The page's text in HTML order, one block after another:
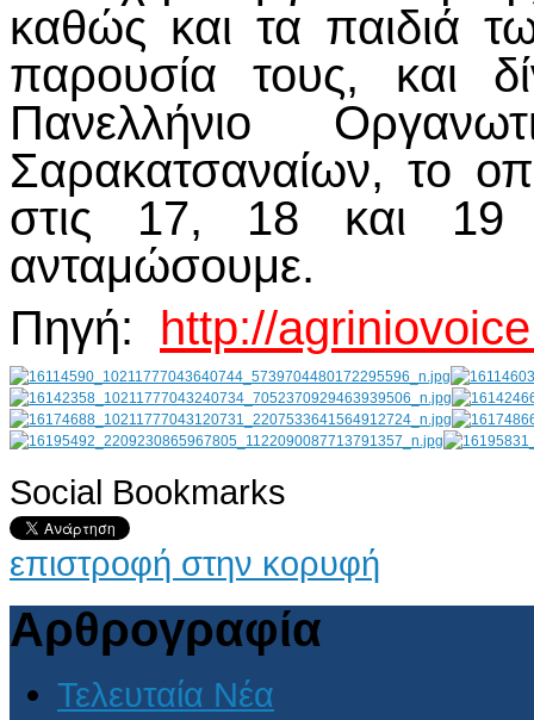
καθώς και τα παιδιά
παρουσία τους, και
Πανελλήνιο
Σαρακατσαναίων, το
στις 17, 18 και 19
ανταμώσουμε.
Πηγή: http://
AdmirorGallery 4.5.0, author/s Vasiljevski& Kekeljevic
Social Bookmarks
επιστροφή στην κορυφή
Αρθρογραφία
Τελευταία Νέα